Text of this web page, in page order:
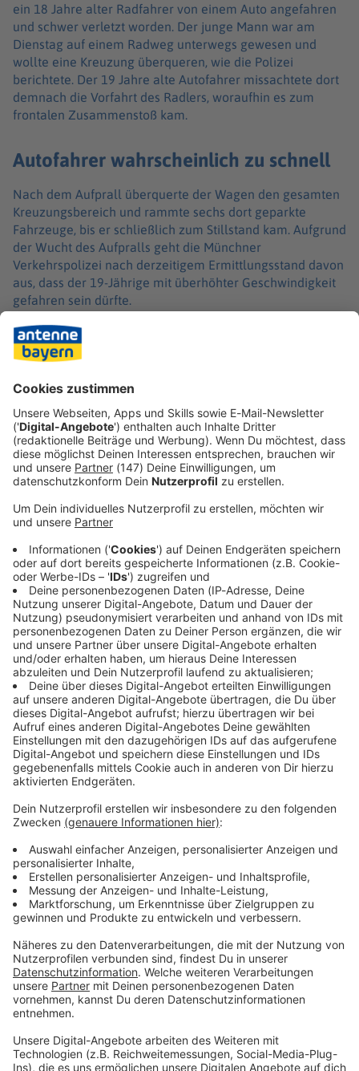
ein 18 Jahre alter Radfahrer von einem Auto angefahren
und schwer verletzt worden. Der junge Mann war am
Dienstag auf einem Radweg unterwegs gewesen und
wollte eine Kreuzung überqueren, wie die Polizei
berichtete. Der 19 Jahre alte Autofahrer missachtete dort
demnach die Vorfahrt des Radlers, woraufhin es zum
frontalen Zusammenstoß kam.
Autofahrer wahrscheinlich zu schnell
Nach dem Aufprall überquerte der Wagen den gesamten
Kreuzungsbereich und rammte sechs dort geparkte
Fahrzeuge, bis er schließlich zum Stillstand kam. Aufgrund
der Wucht des Aufpralls geht die Münchner
Verkehrspolizei nach derzeitigem Ermittlungsstand davon
aus, dass der 19-Jährige mit überhöhter Geschwindigkeit
gefahren sein dürfte.
Der junge Autofahrer kam mit leichten Verletzungen
davon. Beide Personen wurden in Krankenhäuser
gebracht. Am Auto entstand Totalschaden. Drei der
gerammten Fahrzeuge wurden so schwer beschädigt,
Autos sowie das Pedelec wurden leicht beschädigt.
Immer auf dem Laufenden
bleiben!
Verpass' nichts mehr - mit unserem kostenlosen
ANTENNE BAYERN Newsletter. Ob Nachrichten,
Lifestyle oder unsere neuesten Aktionen - wir
informieren dich.
Zum Newsletter anmelden
Studio Hotline